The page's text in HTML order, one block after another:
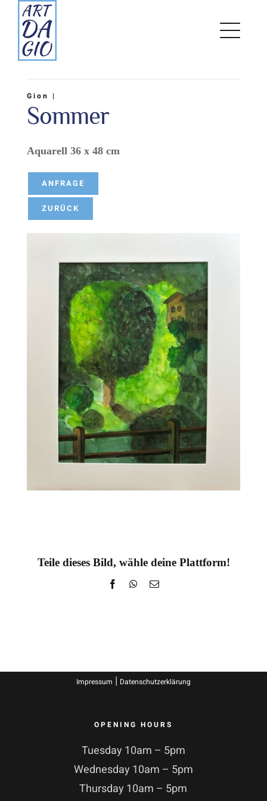
Inhalt
springen
Gion |
Sommer
Aquarell 36 x 48 cm
ANFRAGE
ZURÜCK
Teile dieses Bild, wähle deine Plattform!
FacebookWhatsApp
E-
Impressum | Datenschutzerklärung
OPENING HOURS
Tuesday 10am – 5pm
Wednesday 10am – 5pm
Thursday 10am – 5pm